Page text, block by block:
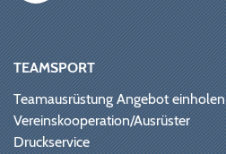
TEAMSPORT
Teamausrüstung Angebot einholen
Vereinskooperation/Ausrüster
Druckservice